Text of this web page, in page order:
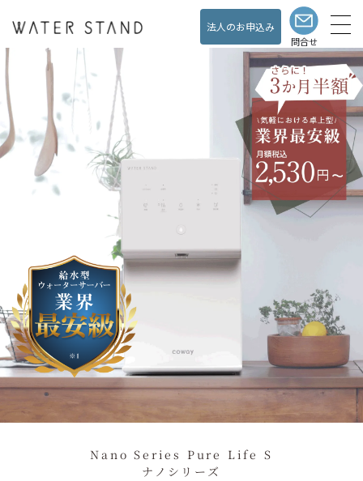
法人のお申込み
問合せ
製品と料金 Products& Price
水道直結のメリット
展示・キャンペーン情報 Exhibit& Campaign
ショールーム ShowRoom
よくある質問
お客様の声 Customer's Voice
ウォータースタンドの
ある暮らし
Living with a
採用情報 Recruit
お知らせ
法人のお申込み For Corporations
Nano Series Pure Life S
ナノシリーズ